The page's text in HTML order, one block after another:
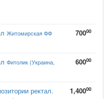
Житомирская ФФ
70000
Фитолик (Украина,
60000
ректал.
1,40000